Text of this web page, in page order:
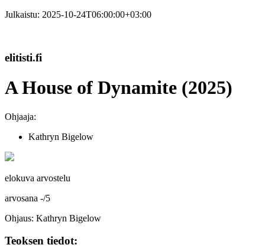
Julkaistu: 2025-10-24T06:00:00+03:00
elitisti.fi
A House of Dynamite (2025)
Ohjaaja:
Kathryn Bigelow
elokuva arvostelu
arvosana -/5
Ohjaus: Kathryn Bigelow
Teoksen tiedot: